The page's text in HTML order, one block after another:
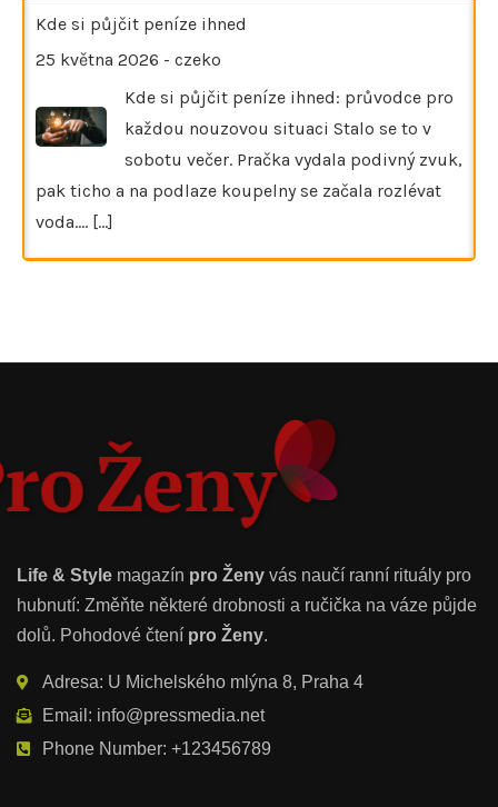
Kde si půjčit peníze ihned
25 května 2026 - czeko
Kde si půjčit peníze ihned: průvodce pro
každou nouzovou situaci Stalo se to v
sobotu večer. Pračka vydala podivný zvuk,
pak ticho a na podlaze koupelny se začala rozlévat
voda.… [...]
Life & Style magazín pro Ženy vás naučí ranní rituály pro
hubnutí: Změňte některé drobnosti a ručička na váze půjde
dolů. Pohodové čtení pro Ženy.
Adresa: U Michelského mlýna 8, Praha 4
Email: info@pressmedia.net
Phone Number: +123456789